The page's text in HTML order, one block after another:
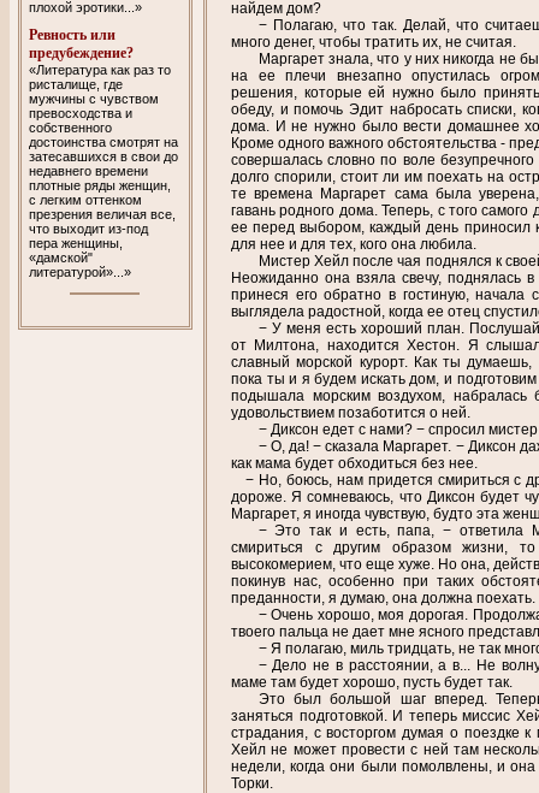
плохой эротики...»
Ревность или
предубеждение?
«Литература как раз то
ристалище, где
мужчины с чувством
превосходства и
собственного
достоинства смотрят на
затесавшихся в свои до
недавнего времени
плотные ряды женщин,
с легким оттенком
презрения величая все,
что выходит из-под
пера женщины,
«дамской"
литературой»...»
найдем дом?
− Полагаю, что так. Делай, что
много денег, чтобы тратить их, не считая.
Маргарет знала, что у них никогда не
на ее плечи внезапно опустилась
решения, которые ей нужно было
обеду, и помочь Эдит набросать списки,
дома. И не нужно было вести домашнее
Кроме одного важного обстоятельства -
совершалась словно по воле
долго спорили, стоит ли им поехать на
те времена Маргарет сама была
гавань родного дома. Теперь, с того
ее перед выбором, каждый день приносил
для нее и для тех, кого она любила.
Мистер Хейл после чая поднялся к
Неожиданно она взяла свечу, поднялась
принеся его обратно в гостиную, начала
выглядела радостной, когда ее отец
− У меня есть хороший план.
от Милтона, находится Хестон. Я
славный морской курорт. Как ты
пока ты и я будем искать дом, и
подышала морским воздухом,
удовольствием позаботится о ней.
− Диксон едет с нами? − спросил
− О, да! − сказала Маргарет. − Диксон
как мама будет обходиться без нее.
− Но, боюсь, нам придется смириться с
дороже. Я сомневаюсь, что Диксон будет
Маргарет, я иногда чувствую, будто эта
− Это так и есть, папа, − ответила
смириться с другим образом жизни,
высокомерием, что еще хуже. Но она,
покинув нас, особенно при таких
преданности, я думаю, она должна поехать.
− Очень хорошо, моя дорогая.
твоего пальца не дает мне ясного
− Я полагаю, миль тридцать, не так
− Дело не в расстоянии, а в... Не
маме там будет хорошо, пусть будет так.
Это был большой шаг вперед.
заняться подготовкой. И теперь миссис
страдания, с восторгом думая о
Хейл не может провести с ней там
недели, когда они были помолвлены, и
Торки.